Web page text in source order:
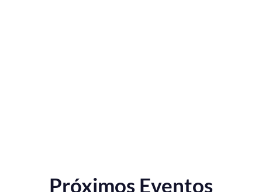
Próximos Eventos